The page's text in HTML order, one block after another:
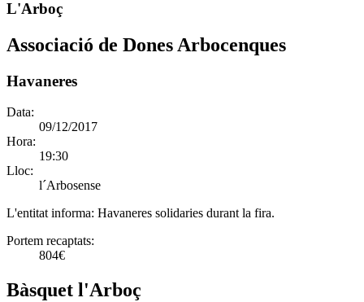
L'Arboç
Associació de Dones Arbocenques
Havaneres
Data:
09/12/2017
Hora:
19:30
Lloc:
l´Arbosense
L'entitat informa: Havaneres solidaries durant la fira.
Portem recaptats:
804€
Bàsquet l'Arboç